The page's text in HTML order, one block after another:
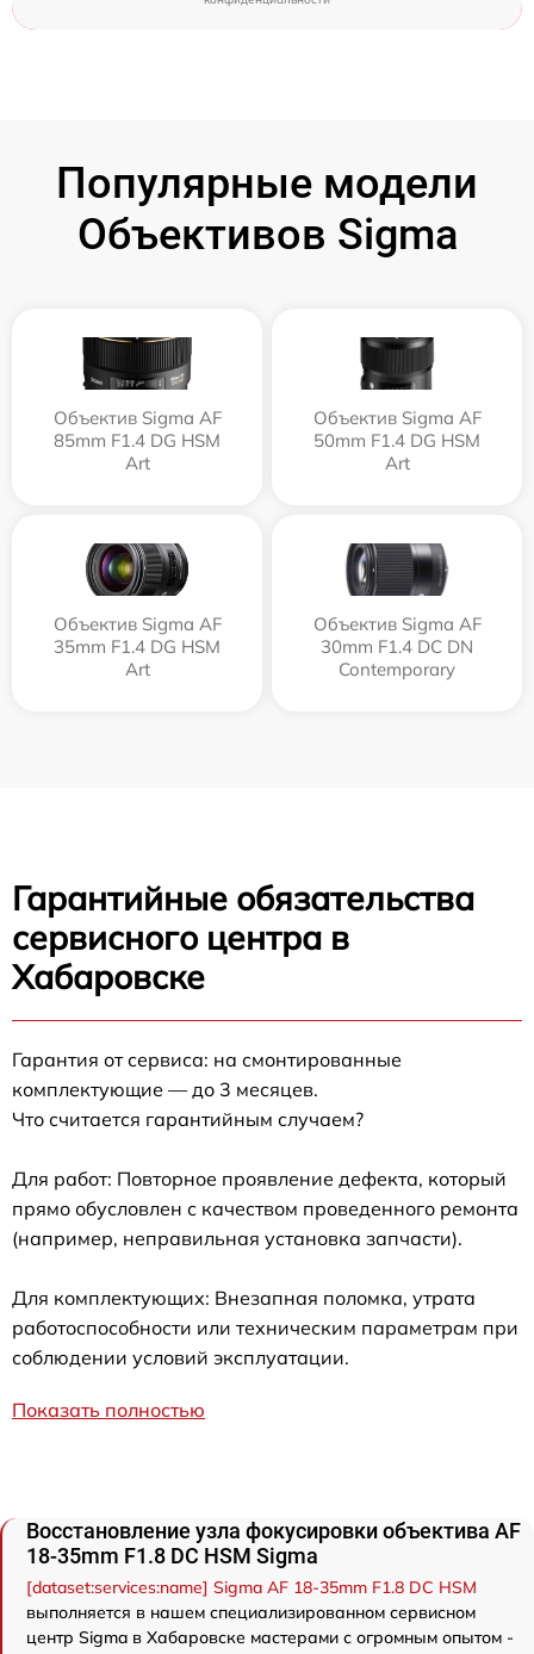
Популярные модели
Объективов Sigma
Объектив Sigma AF
85mm F1.4 DG HSM
Art
Объектив Sigma AF
50mm F1.4 DG HSM
Art
Объектив Sigma AF
35mm F1.4 DG HSM
Art
Объектив Sigma AF
30mm F1.4 DC DN
Contemporary
Гарантийные обязательства
сервисного центра в
Хабаровске
Гарантия от сервиса: на смонтированные
комплектующие — до 3 месяцев.
Что считается гарантийным случаем?
Для работ: Повторное проявление дефекта, который
прямо обусловлен с качеством проведенного ремонта
(например, неправильная установка запчасти).
Для комплектующих: Внезапная поломка, утрата
работоспособности или техническим параметрам при
соблюдении условий эксплуатации.
Показать полностью
Восстановление узла фокусировки объектива AF
18-35mm F1.8 DC HSM Sigma
[dataset:services:name] Sigma AF 18-35mm F1.8 DC HSM
выполняется в нашем специализированном сервисном
центр Sigma в Хабаровске мастерами с огромным опытом -